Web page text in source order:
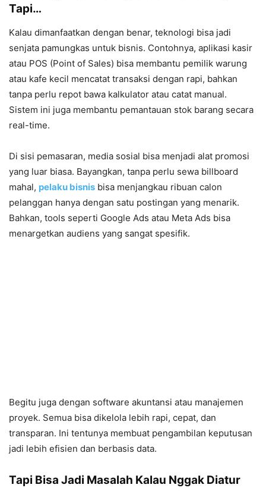
Tapi…
Kalau dimanfaatkan dengan benar, teknologi bisa jadi
senjata pamungkas untuk bisnis. Contohnya, aplikasi kasir
atau POS (Point of Sales) bisa membantu pemilik warung
atau kafe kecil mencatat transaksi dengan rapi, bahkan
tanpa perlu repot bawa kalkulator atau catat manual.
Sistem ini juga membantu pemantauan stok barang secara
real-time.
Di sisi pemasaran, media sosial bisa menjadi alat promosi
yang luar biasa. Bayangkan, tanpa perlu sewa billboard
mahal, pelaku bisnis bisa menjangkau ribuan calon
pelanggan hanya dengan satu postingan yang menarik.
Bahkan, tools seperti Google Ads atau Meta Ads bisa
menargetkan audiens yang sangat spesifik.
Begitu juga dengan software akuntansi atau manajemen
proyek. Semua bisa dikelola lebih rapi, cepat, dan
transparan. Ini tentunya membuat pengambilan keputusan
jadi lebih efisien dan berbasis data.
Tapi Bisa Jadi Masalah Kalau Nggak Diatur